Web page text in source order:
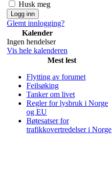
Husk meg
Glemt innlogging?
Kalender
Ingen hendelser
Vis hele kalenderen
Mest lest
Flytting av forumet
Feilsøking
Tanker om livet
Regler for lysbruk i Norge
og EU
Bøtesatser for
trafikkovertredelser i Norge